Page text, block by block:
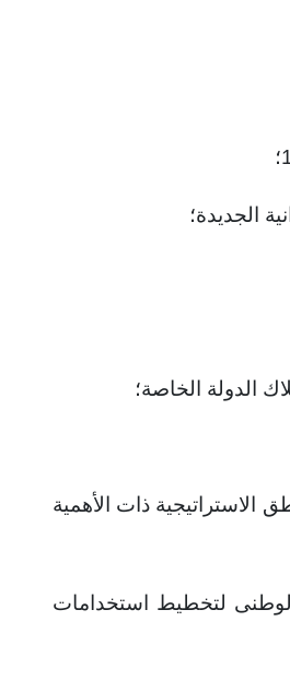
2001 بشأن تحديد المناطق الاستراتيجية ذات الأهمية
لسنة 2001 بإنشاء المركز الوطنى لتخطيط استخدامات